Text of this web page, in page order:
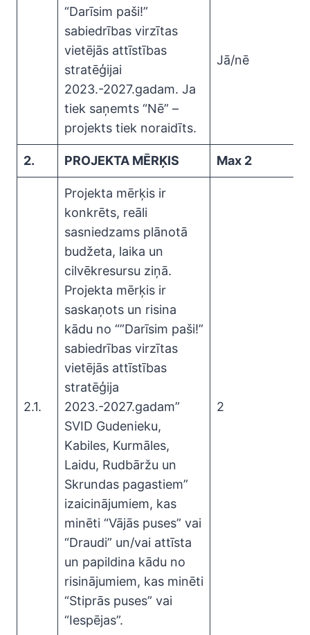
“Darīsim paši!”
sabiedrības virzītas
vietējās attīstības
stratēģijai
2023.-2027.gadam. Ja
tiek saņemts “Nē” –
projekts tiek noraidīts.
Jā/nē
2. PROJEKTA MĒRĶIS Max 2
2.1.
Projekta mērķis ir
konkrēts, reāli
sasniedzams plānotā
budžeta, laika un
cilvēkresursu ziņā.
Projekta mērķis ir
saskaņots un risina
kādu no “”Darīsim paši!”
sabiedrības virzītas
vietējās attīstības
stratēģija
2023.-2027.gadam”
SVID Gudenieku,
Kabiles, Kurmāles,
Laidu, Rudbāržu un
Skrundas pagastiem”
izaicinājumiem, kas
minēti “Vājās puses” vai
“Draudi” un/vai attīsta
un papildina kādu no
risinājumiem, kas minēti
“Stiprās puses” vai
“Iespējas”.
2